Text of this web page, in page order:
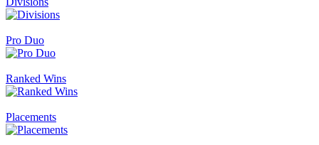
Pro Duo
Ranked Wins
Placements